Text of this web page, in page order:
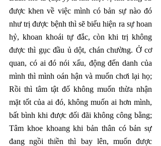
được khen về việc mình có bản sự nào đó
như trị được bệnh thì sẽ biểu hiện ra sự hoan
hỷ, khoan khoái tự đắc, còn khi trị không
được thì gục đầu ủ dột, chán chường. Ở cơ
quan, có ai đó nói xấu, động đến danh của
mình thì mình oán hận và muốn chơi lại họ;
Rồi thì tâm tật đố không muốn thừa nhận
mặt tốt của ai đó, không muốn ai hơn mình,
bất bình khi được đối đãi không công bằng;
Tâm khoe khoang khi bản thân có bản sự
đang ngồi thiền thì bay lên, muốn được